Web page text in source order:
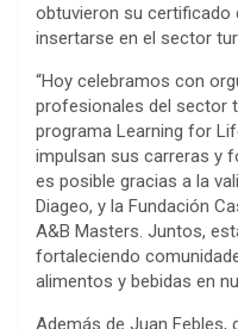
obtuvieron su certificado
insertarse en el sector
“Hoy celebramos con
profesionales del sector
programa Learning for
impulsan sus carreras y
es posible gracias a la
Diageo, y la Fundación
A&B Masters. Juntos,
fortaleciendo
alimentos y bebidas en
Además de Juan Febles,